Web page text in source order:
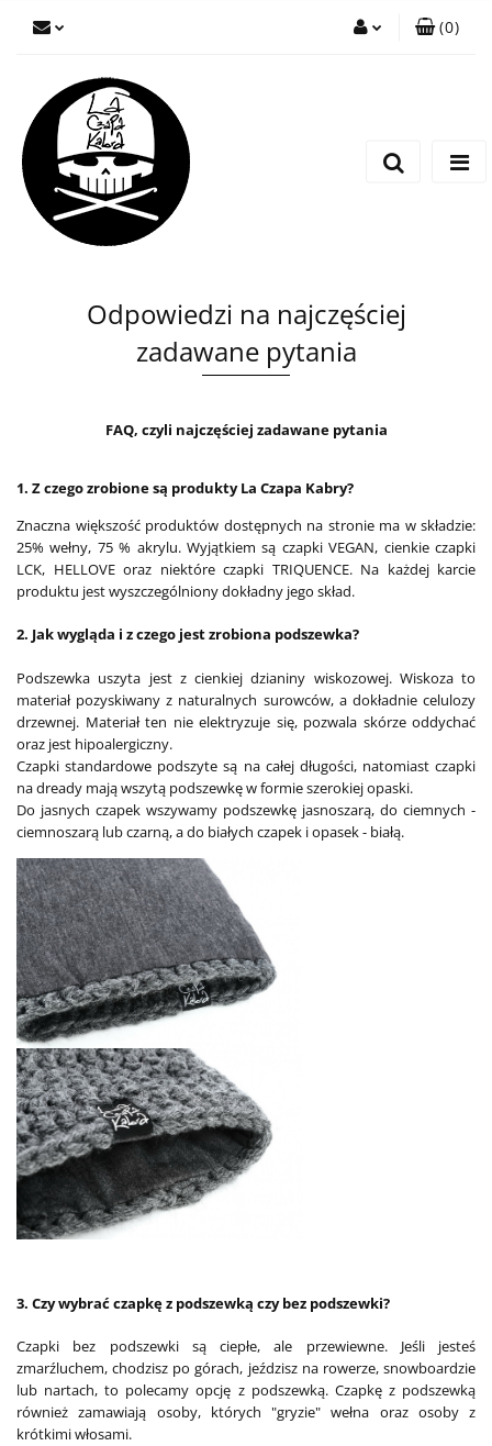
(0)
Odpowiedzi na najczęściej
zadawane pytania
FAQ, czyli najczęściej zadawane pytania
1. Z czego zrobione są produkty La Czapa Kabry?
Znaczna większość produktów dostępnych na stronie ma w składzie:
25% wełny, 75 % akrylu. Wyjątkiem są czapki VEGAN, cienkie czapki
LCK, HELLOVE oraz niektóre czapki TRIQUENCE. Na każdej karcie
produktu jest wyszczególniony dokładny jego skład.
2. Jak wygląda i z czego jest zrobiona podszewka?
Podszewka uszyta jest z cienkiej dzianiny wiskozowej. Wiskoza to
materiał pozyskiwany z naturalnych surowców, a dokładnie celulozy
drzewnej. Materiał ten nie elektryzuje się, pozwala skórze oddychać
oraz jest hipoalergiczny.
Czapki standardowe podszyte są na całej długości, natomiast czapki
na dready mają wszytą podszewkę w formie szerokiej opaski.
Do jasnych czapek wszywamy podszewkę jasnoszarą, do ciemnych -
ciemnoszarą lub czarną, a do białych czapek i opasek - białą.
3. Czy wybrać czapkę z podszewką czy bez podszewki?
Czapki bez podszewki są ciepłe, ale przewiewne. Jeśli jesteś
zmarźluchem, chodzisz po górach, jeździsz na rowerze, snowboardzie
lub nartach, to polecamy opcję z podszewką. Czapkę z podszewką
również zamawiają osoby, których "gryzie" wełna oraz osoby z
krótkimi włosami.